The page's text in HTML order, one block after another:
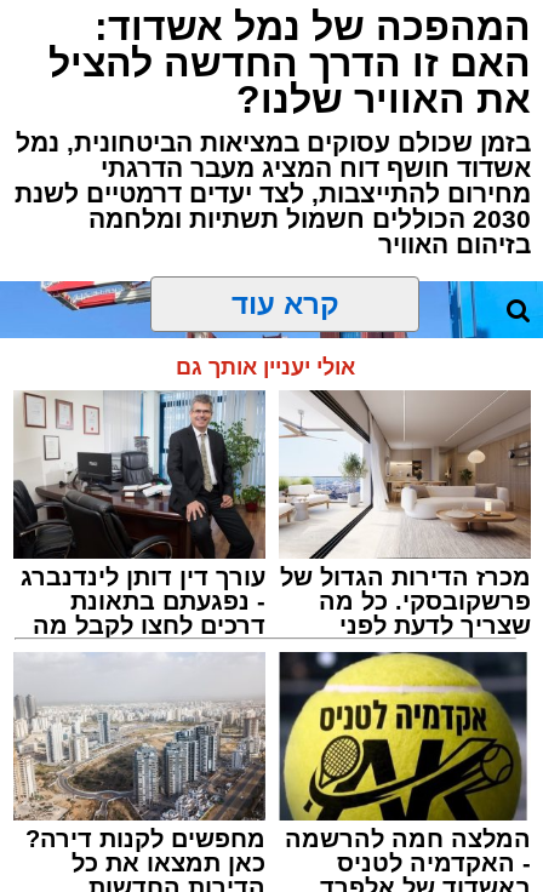
המהפכה של נמל אשדוד:
האם זו הדרך החדשה להציל
את האוויר שלנו?
בזמן שכולם עסוקים במציאות הביטחונית, נמל
אשדוד חושף דוח המציג מעבר הדרגתי
מחירום להתייצבות, לצד יעדים דרמטיים לשנת
2030 הכוללים חשמול תשתיות ומלחמה
בזיהום האוויר
צילום: מני בן ארוש
מערכת האתר / 10:44 06.08.26
קרא עוד
אולי יעניין אותך גם
מכרז הדירות הגדול של
פרשקובסקי. כל מה
שצריך לדעת לפני
שמגישים הצעה לדירה
באשדוד
עורך דין דותן לינדנברג
- נפגעתם בתאונת
דרכים לחצו לקבל מה
שמגיע לכם
המלצה חמה להרשמה
- האקדמיה לטניס
מחפשים לקנות דירה?
כאן תמצאו את כל